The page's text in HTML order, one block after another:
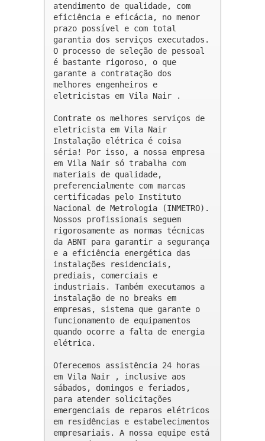
atendimento de qualidade, com
eficiência e eficácia, no menor
prazo possível e com total
garantia dos serviços executados.
O processo de seleção de pessoal
é bastante rigoroso, o que
garante a contratação dos
melhores engenheiros e
eletricistas em Vila Nair .
Contrate os melhores serviços de
eletricista em Vila Nair
Instalação elétrica é coisa
séria! Por isso, a nossa empresa
em Vila Nair só trabalha com
materiais de qualidade,
preferencialmente com marcas
certificadas pelo Instituto
Nacional de Metrologia (INMETRO).
Nossos profissionais seguem
rigorosamente as normas técnicas
da ABNT para garantir a segurança
e a eficiência energética das
instalações residenciais,
prediais, comerciais e
industriais. Também executamos a
instalação de no breaks em
empresas, sistema que garante o
funcionamento de equipamentos
quando ocorre a falta de energia
elétrica.
Oferecemos assistência 24 horas
em Vila Nair , inclusive aos
sábados, domingos e feriados,
para atender solicitações
emergenciais de reparos elétricos
em residências e estabelecimentos
empresariais. A nossa equipe está